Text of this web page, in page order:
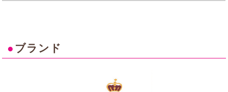
● ブランド